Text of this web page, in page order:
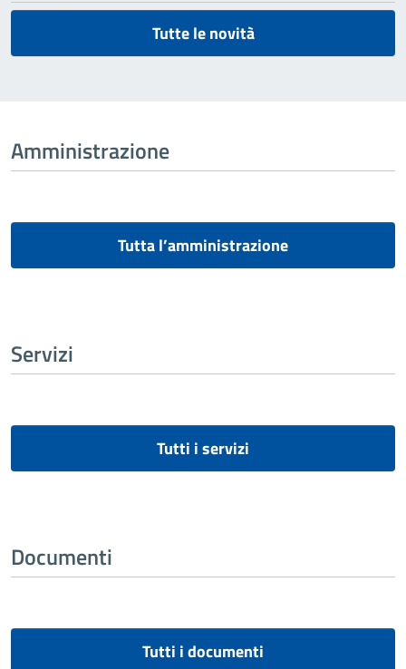
Tutte le novità
Amministrazione
Tutta l’amministrazione
Servizi
Tutti i servizi
Documenti
Tutti i documenti